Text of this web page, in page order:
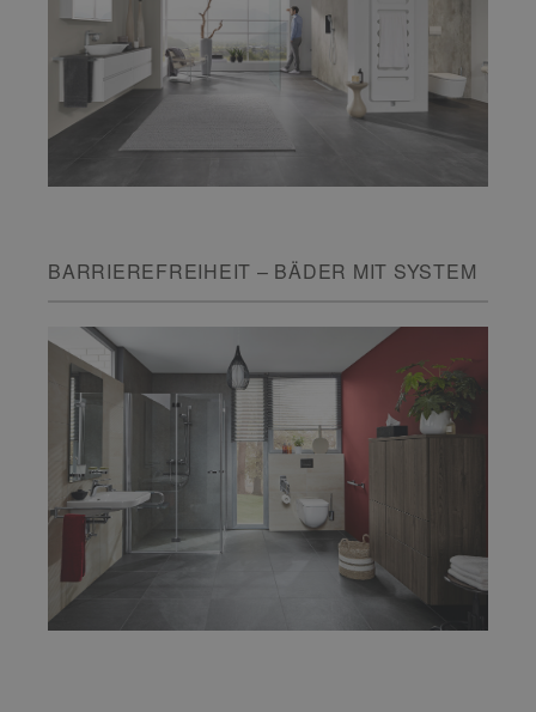
BARRIEREFREIHEIT – BÄDER MIT SYSTEM